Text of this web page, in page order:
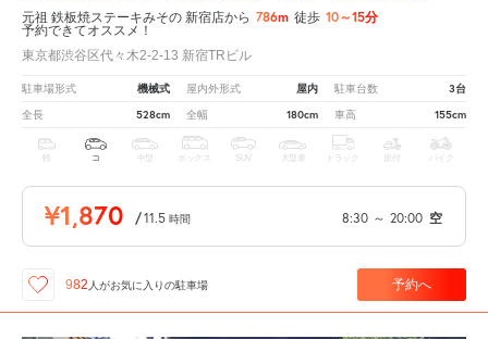
元祖 鉄板焼ステーキみその 新宿店から 786m 徒歩 10～15分
予約できてオススメ！
東京都渋谷区代々木2-2-13 新宿TRビル
駐車場形式 機械式 屋内外形式 屋内 駐車台数 3台
全長 528cm 全幅 180cm 車高 155cm
軽 コ 中型 ボックス SUV 大型車 トラック 原付 バイク
¥1,870 /11.5 時間 8:30 ～ 20:00 空
982 人がお気に入りの駐車場 予約へ